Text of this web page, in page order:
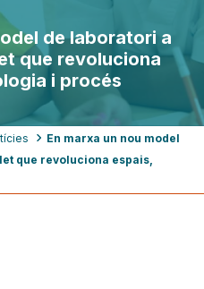
de laboratori a
que revoluciona
i procés
En marxa un nou model
que revoluciona espais,